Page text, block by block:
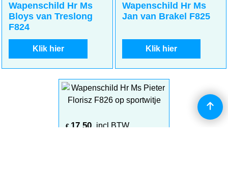
Wapenschild Hr Ms
Bloys van Treslong
F824
Klik hier
Wapenschild Hr Ms
Jan van Brakel F825
Klik hier
€ 17.50
incl BTW